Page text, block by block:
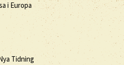
i Europa
Tidning